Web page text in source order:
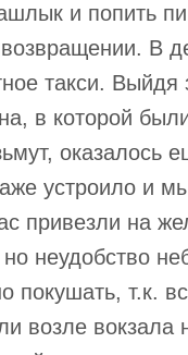
и попить
В
такси. Выйдя
в которой
оказалось
устроило и
привезли на
неудобство
покушать, т.к.
возле вокзала